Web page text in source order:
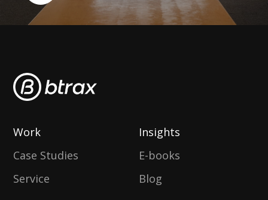
Work
Case Studies
Service
Insights
E-books
Blog